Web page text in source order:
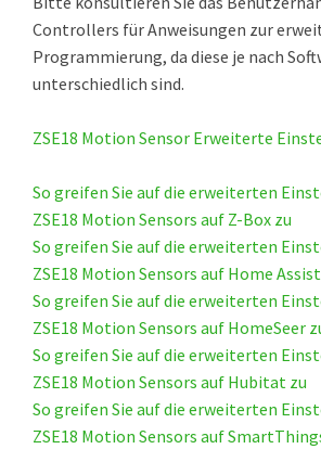
Controllers für Anweisungen zur
Programmierung, da diese je nach
unterschiedlich sind.
ZSE18 Motion Sensor Erweiterte
So greifen Sie auf die erweiterten
ZSE18 Motion Sensors auf Z-Box zu
So greifen Sie auf die erweiterten
ZSE18 Motion Sensors auf Home
So greifen Sie auf die erweiterten
ZSE18 Motion Sensors auf HomeSeer
So greifen Sie auf die erweiterten
ZSE18 Motion Sensors auf Hubitat zu
So greifen Sie auf die erweiterten
ZSE18 Motion Sensors auf